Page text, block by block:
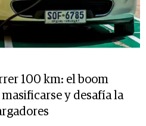
100 km: el boom
y desafía la